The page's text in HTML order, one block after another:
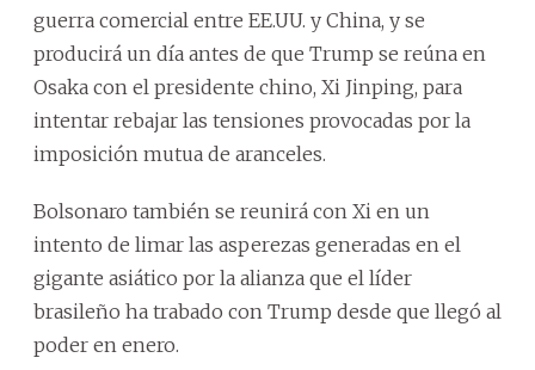
guerra comercial entre EE.UU. y China, y se
producirá un día antes de que Trump se reúna en
Osaka con el presidente chino, Xi Jinping, para
intentar rebajar las tensiones provocadas por la
imposición mutua de aranceles.
Bolsonaro también se reunirá con Xi en un
intento de limar las asperezas generadas en el
gigante asiático por la alianza que el líder
brasileño ha trabado con Trump desde que llegó al
poder en enero.